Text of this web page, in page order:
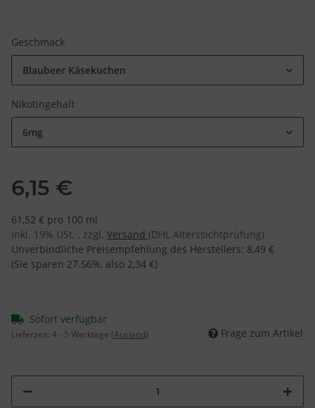
Geschmack
Blaubeer Käsekuchen
Nikotingehalt
6mg
6,15 €
61,52 € pro 100 ml
inkl. 19% USt. , zzgl. Versand (DHL Alterssichtprüfung)
Unverbindliche Preisempfehlung des Herstellers: 8,49 €
(Sie sparen 27.56%, also 2,34 €)
Sofort verfügbar
Lieferzeit: 4 - 5 Werktage (Ausland) Frage zum Artikel